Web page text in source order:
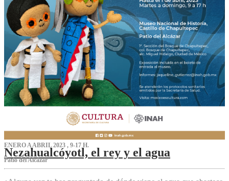
ENERO A ABRIL 2023 , 9-17 H.
Nezahualcóyotl, el rey y el agua
Patio del Alcázar